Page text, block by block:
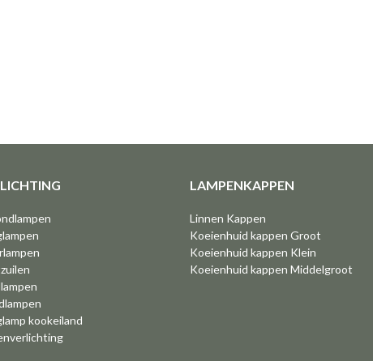
kookeiland
LAMPENKAPPEN
Linnen Kappen
Koeienhuid kappen Groot
Koeienhuid kappen Klein
Koeienhuid kappen Middelgroot